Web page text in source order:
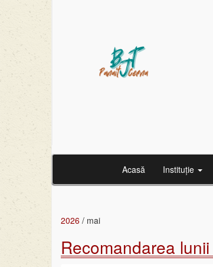
Acasă Instituție
2026 / mai
Recomandarea lunii